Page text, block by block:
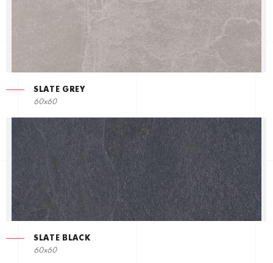
SLATE GREY
60x60
SLATE BLACK
60x60